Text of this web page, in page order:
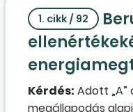
1. cikk / 92
Kérdés: Adott
megállapodás